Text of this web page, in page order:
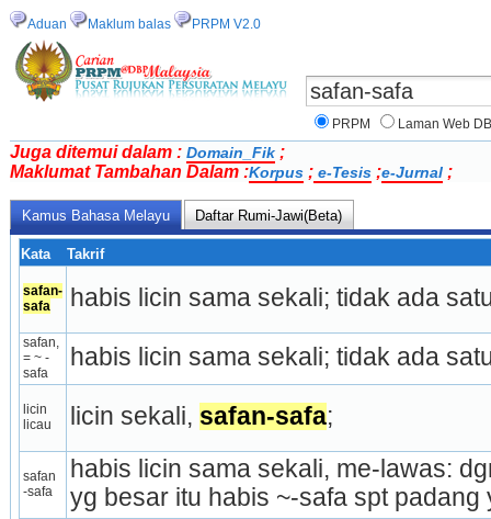
Aduan Maklum balas PRPM V2.0
PRPM Laman Web
Juga ditemui dalam : Domain_Fik ;
Maklumat Tambahan Dalam :Korpus ; e-Tesis ;e-Jurnal ;
Kamus Bahasa Melayu Daftar Rumi-Jawi(Beta)
Kata Takrif
safan-
safa
habis licin sama sekali; tidak ada
safan,
= ~ -
safa
habis licin sama sekali; tidak ada
licin
licau
licin sekali, safan-safa;
safan
-safa
habis licin sama sekali, me-lawas:
yg besar itu habis ~-safa spt padang